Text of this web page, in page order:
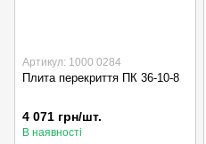
Артикул: 1000 0284
Плита перекриття ПК 36-10-8
4 071 грн/шт.
В наявності